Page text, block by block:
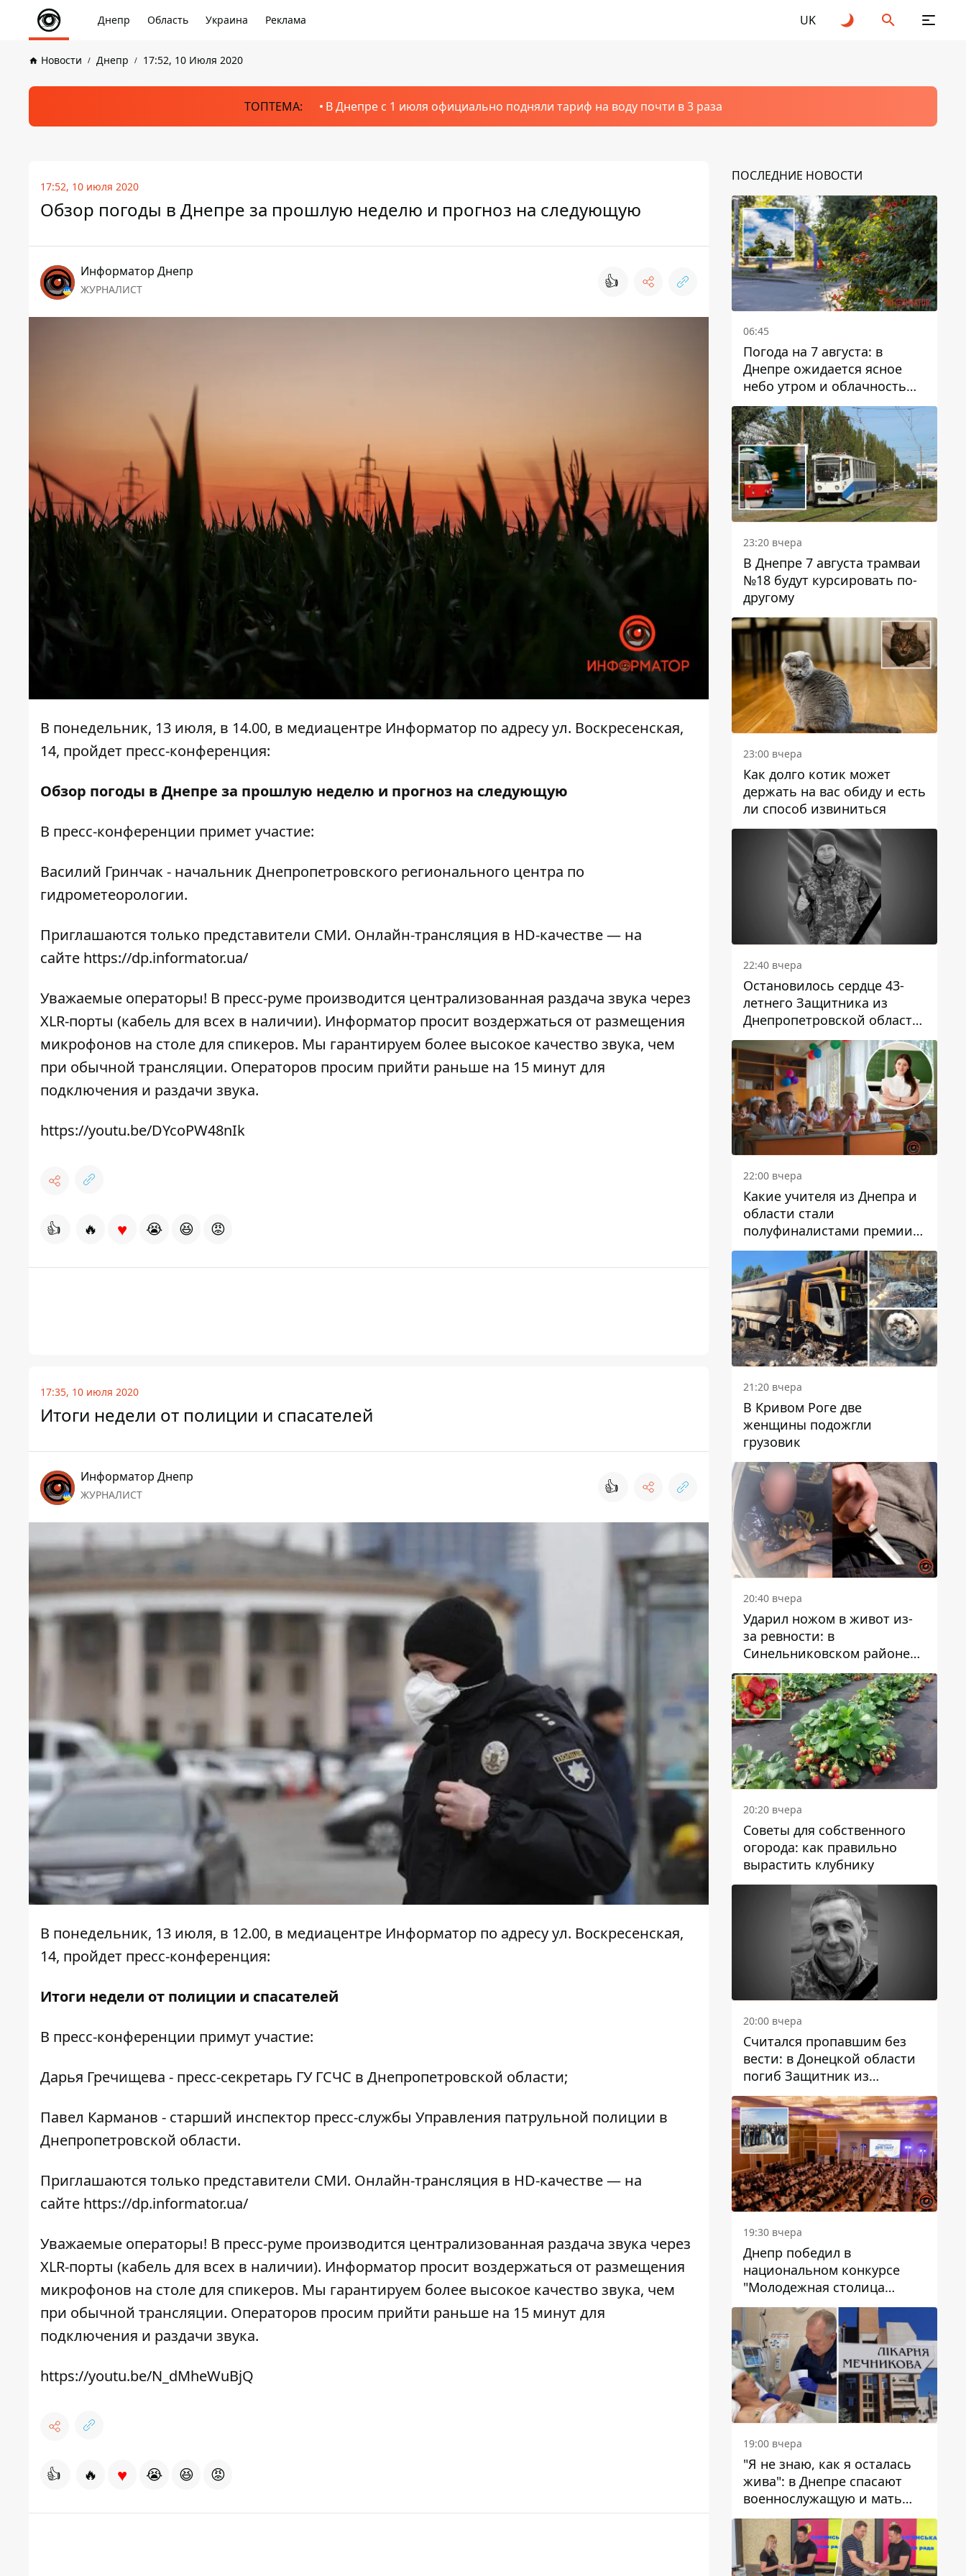
Днепр Область Украина Реклама UK
Новости Днепр 17:52, 10 Июля 2020
ТОПТЕМА: В Днепре с 1 июля официально подняли тариф на воду почти в 3 раза
17:52, 10 июля 2020
Обзор погоды в Днепре за прошлую неделю и прогноз на следующую
Информатор Днепр
ЖУРНАЛИСТ 👍
В понедельник, 13 июля, в 14.00, в медиацентре Информатор по адресу ул. Воскресенская,
14, пройдет пресс-конференция:
Обзор погоды в Днепре за прошлую неделю и прогноз на следующую
В пресс-конференции примет участие:
Василий Гринчак - начальник Днепропетровского регионального центра по
гидрометеорологии.
Приглашаются только представители СМИ. Онлайн-трансляция в HD-качестве — на
сайте https://dp.informator.ua/
Уважаемые операторы! В пресс-руме производится централизованная раздача звука через
XLR-порты (кабель для всех в наличии). Информатор просит воздержаться от размещения
микрофонов на столе для спикеров. Мы гарантируем более высокое качество звука, чем
при обычной трансляции. Операторов просим прийти раньше на 15 минут для
подключения и раздачи звука.
https://youtu.be/DYcoPW48nIk
👍 🔥 ♥ 😭 😆 😡
17:35, 10 июля 2020
Итоги недели от полиции и спасателей
Информатор Днепр
ЖУРНАЛИСТ 👍
В понедельник, 13 июля, в 12.00, в медиацентре Информатор по адресу ул. Воскресенская,
14, пройдет пресс-конференция:
Итоги недели от полиции и спасателей
В пресс-конференции примут участие:
Дарья Гречищева - пресс-секретарь ГУ ГСЧС в Днепропетровской области;
Павел Карманов - старший инспектор пресс-службы Управления патрульной полиции в
Днепропетровской области.
Приглашаются только представители СМИ. Онлайн-трансляция в HD-качестве — на
сайте https://dp.informator.ua/
Уважаемые операторы! В пресс-руме производится централизованная раздача звука через
XLR-порты (кабель для всех в наличии). Информатор просит воздержаться от размещения
микрофонов на столе для спикеров. Мы гарантируем более высокое качество звука, чем
при обычной трансляции. Операторов просим прийти раньше на 15 минут для
подключения и раздачи звука.
https://youtu.be/N_dMheWuBjQ
👍 🔥 ♥ 😭 😆 😡
ПОСЛЕДНИЕ НОВОСТИ
06:45
Погода на 7 августа: в
Днепре ожидается ясное
небо утром и облачность
после обеда
23:20 вчера
В Днепре 7 августа трамваи
№18 будут курсировать по-
другому
23:00 вчера
Как долго котик может
держать на вас обиду и есть
ли способ извиниться
22:40 вчера
Остановилось сердце 43-
летнего Защитника из
Днепропетровской области
Евгения Зинченко
22:00 вчера
Какие учителя из Днепра и
области стали
полуфиналистами премии
Global Teacher Prize Ukraine
2026
21:20 вчера
В Кривом Роге две
женщины подожгли
грузовик
20:40 вчера
Ударил ножом в живот из-
за ревности: в
Синельниковском районе
задержали 49-летнего
мужчину за убийство
20:20 вчера
Советы для собственного
огорода: как правильно
вырастить клубнику
20:00 вчера
Считался пропавшим без
вести: в Донецкой области
погиб Защитник из
Каменского Антон
Красовский
19:30 вчера
Днепр победил в
национальном конкурсе
"Молодежная столица
Украины – 2026"
19:00 вчера
"Я не знаю, как я осталась
жива": в Днепре спасают
военнослужащую и мать
четверых детей, которую
ранил КАБ